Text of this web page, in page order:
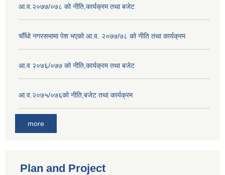
आ.व.२०७७/०७८ को नीति,कार्यक्रम तथा बजेट
चौँथो नगरसभामा पेश भएको आ.व. २०७७/७८ को नीति तथा कार्यक्रम
आ.व २०७६/०७७ को नीति,कार्यक्रम तथा बजेट
आ.व.२०७५/०७६को नीति,बजेट तथा कार्यक्रम
more
Plan and Project